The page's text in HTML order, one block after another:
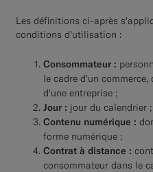
Les définitions ci-après
conditions d'utilisation :
Consommateur :
le cadre d'un
d'une entreprise ;
Jour : jour du calendrier ;
Contenu numérique :
forme numérique ;
Contrat à distance :
consommateur dans le